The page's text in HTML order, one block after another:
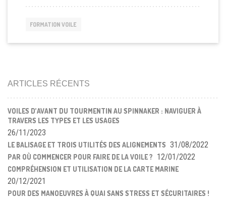
FORMATION VOILE
ARTICLES RÉCENTS
VOILES D’AVANT DU TOURMENTIN AU SPINNAKER : NAVIGUER À
TRAVERS LES TYPES ET LES USAGES
26/11/2023
LE BALISAGE ET TROIS UTILITÉS DES ALIGNEMENTS 31/08/2022
PAR OÙ COMMENCER POUR FAIRE DE LA VOILE ? 12/01/2022
COMPRÉHENSION ET UTILISATION DE LA CARTE MARINE
20/12/2021
POUR DES MANOEUVRES À QUAI SANS STRESS ET SÉCURITAIRES !